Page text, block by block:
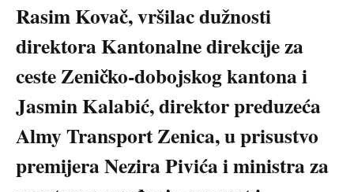
Rasim Kovač, vršilac dužnosti
direktora Kantonalne direkcije za
ceste Zeničko-dobojskog kantona i
Jasmin Kalabić, direktor preduzeća
Almy Transport Zenica, u prisustvo
premijera Nezira Pivića i ministra za